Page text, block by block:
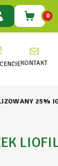
0
KONTAKT
25%